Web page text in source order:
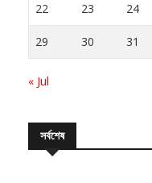
22 23 24
29 30 31
« Jul
সর্বশেষ